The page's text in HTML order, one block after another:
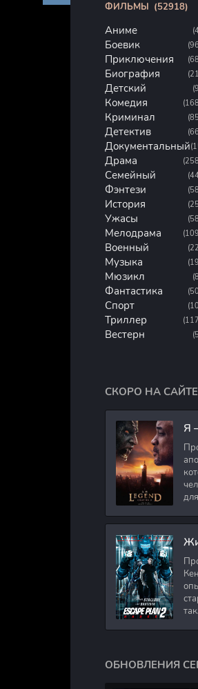
ФИЛЬМЫ (52918)
Аниме
Боевик
Приключения
Биография
Детский
Комедия
Криминал
Детектив
Документальный
Драма
Семейный
Фэнтези
История
Ужасы
Мелодрама
Военный
Музыка
Мюзикл
Фантастика
Спорт
Триллер
Вестерн
СКОРО НА САЙТЕ
Я
ОБНОВЛЕНИЯ